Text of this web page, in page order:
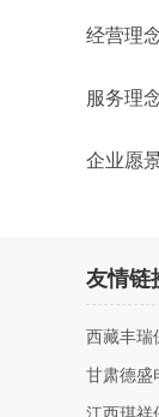
经营理
服务理
企业愿
友情链
西藏丰瑞
甘肃德盛